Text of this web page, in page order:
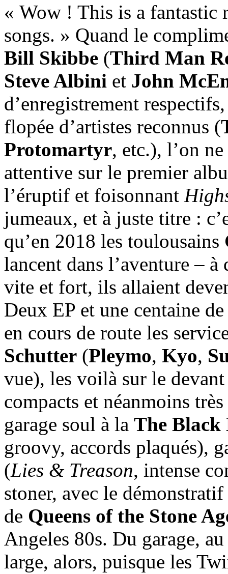
« Wow ! This is a fantastic
songs. » Quand le
Bill Skibbe (Third Man
Steve Albini et John
d’enregistrement
flopée d’artistes reconnus (
Protomartyr, etc.), l’on
attentive sur le premier
l’éruptif et foisonnant
jumeaux, et à juste titre :
qu’en 2018 les toulousains
lancent dans l’aventure –
vite et fort, ils allaient
Deux EP et une centaine
en cours de route les
Schutter (Pleymo, Kyo,
vue), les voilà sur le
compacts et néanmoins
garage soul à la The Black
groovy, accords plaqués),
(Lies & Treason, intense
stoner, avec le démonstratif
de Queens of the Stone
Angeles 80s. Du garage,
large, alors, puisque les